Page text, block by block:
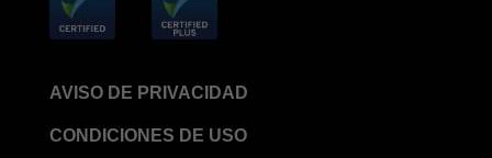
AVISO DE PRIVACIDAD
CONDICIONES DE USO